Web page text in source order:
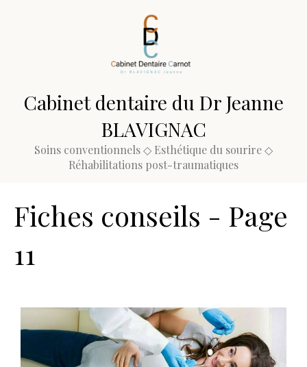
Cabinet dentaire du Dr Jeanne
BLAVIGNAC
Soins conventionnels ◇ Esthétique du sourire ◇
Réhabilitations post-traumatiques
Fiches conseils - Page
11